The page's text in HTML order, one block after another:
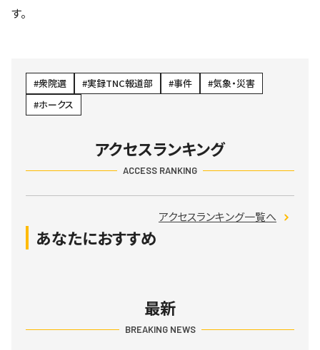
す。
衆院選 実録TNC報道部 事件
気象・災害
ホークス
アクセスランキング
ACCESS RANKING
アクセスランキング一覧へ
あなたにおすすめ
最新
BREAKING NEWS